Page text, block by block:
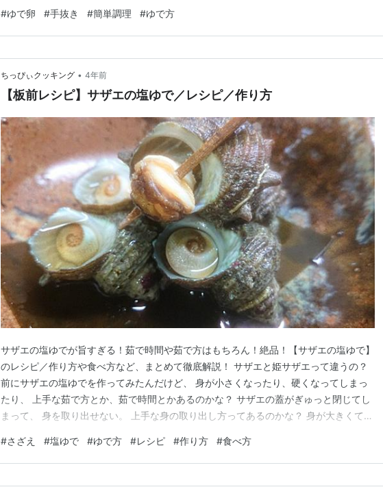
まで水を加えて中火にかける。 ②水が沸騰したらフタをして、中火で４分加熱。火を
止めたらフタをしたまま５分おく。（黄身をトロトロにした…
#ゆで卵 #手抜き #簡単調理 #ゆで方
ちっぴぃクッキング • 4年前
【板前レシピ】サザエの塩ゆで／レシピ／作り方
サザエの塩ゆでが旨すぎる！茹で時間や茹で方はもちろん！絶品！【サザエの塩ゆで】
のレシピ／作り方や食べ方など、まとめて徹底解説！ サザエと姫サザエって違うの？
前にサザエの塩ゆでを作ってみたんだけど、 身が小さくなったり、硬くなってしまっ
たり、 上手な茹で方とか、茹で時間とかあるのかな？ サザエの蓋がぎゅっと閉じてし
まって、 身を取り出せない。 上手な身の取り出し方ってあるのかな？ 身が大きくて、
居ないとか。 ちょっと待った！ サザエと姫サザエの違いはズバリ！ 同じサザエでござ
います。 小さなサザエのことを【姫サザエ…
#さざえ #塩ゆで #ゆで方 #レシピ #作り方 #食べ方